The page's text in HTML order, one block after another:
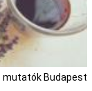
mutatók Budapest